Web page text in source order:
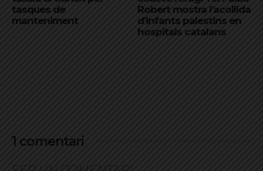
tasques de
manteniment
Robert mostra l’acollida
d’infants palestins en
hospitals catalans
1 comentari